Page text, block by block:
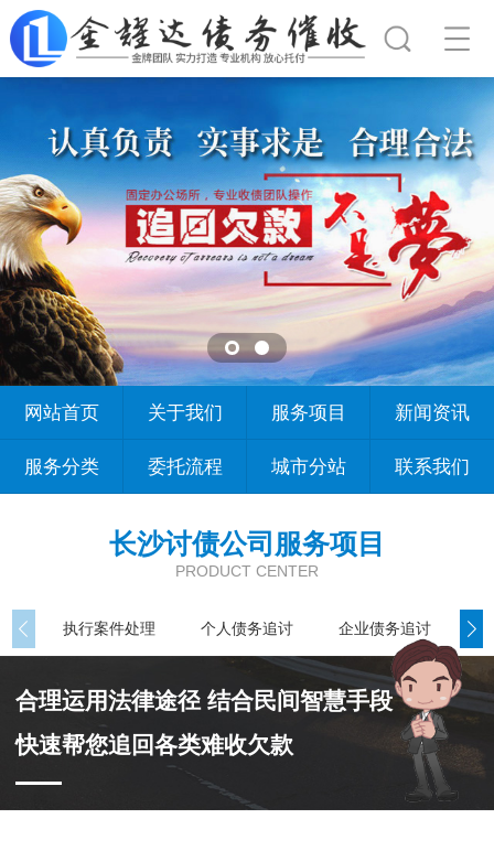
网站首页 关于我们 服务项目 新闻资讯
服务分类 委托流程 城市分站 联系我们
长沙讨债公司服务项目
PRODUCT CENTER
执行案件处理 个人债务追讨 企业债务追讨
合理运用法律途径 结合民间智慧手段
快速帮您追回各类难收欠款